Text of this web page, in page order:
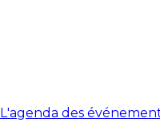
L'agenda des